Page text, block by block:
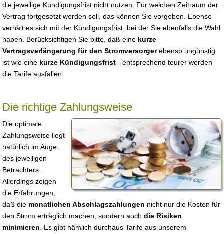
die jeweilige Kündigungsfrist nicht nutzen. Für welchen Zeitraum der
Vertrag fortgesetzt werden soll, das können Sie vorgeben. Ebenso
verhält es sich mit der Kündigungsfrist, bei der Sie ebenfalls die Wahl
haben. Berücksichtigen Sie bitte, daß eine kurze
Vertragsverlängerung für den Stromversorgerebenso ungünstig
ist wie eine kurze Kündigungsfrist - entsprechend teurer werden
die Tarife ausfallen.
Die richtige Zahlungsweise
Die optimale
Zahlungsweise liegt
natürlich im Auge
des jeweiligen
Betrachters.
Allerdings zeigen
die Erfahrungen,
daß die monatlichen Abschlagszahlungen nicht nur die Kosten für
den Strom erträglich machen, sondern auch die Risiken
minimieren . Es gibt nämlich durchaus Tarife aus unserem